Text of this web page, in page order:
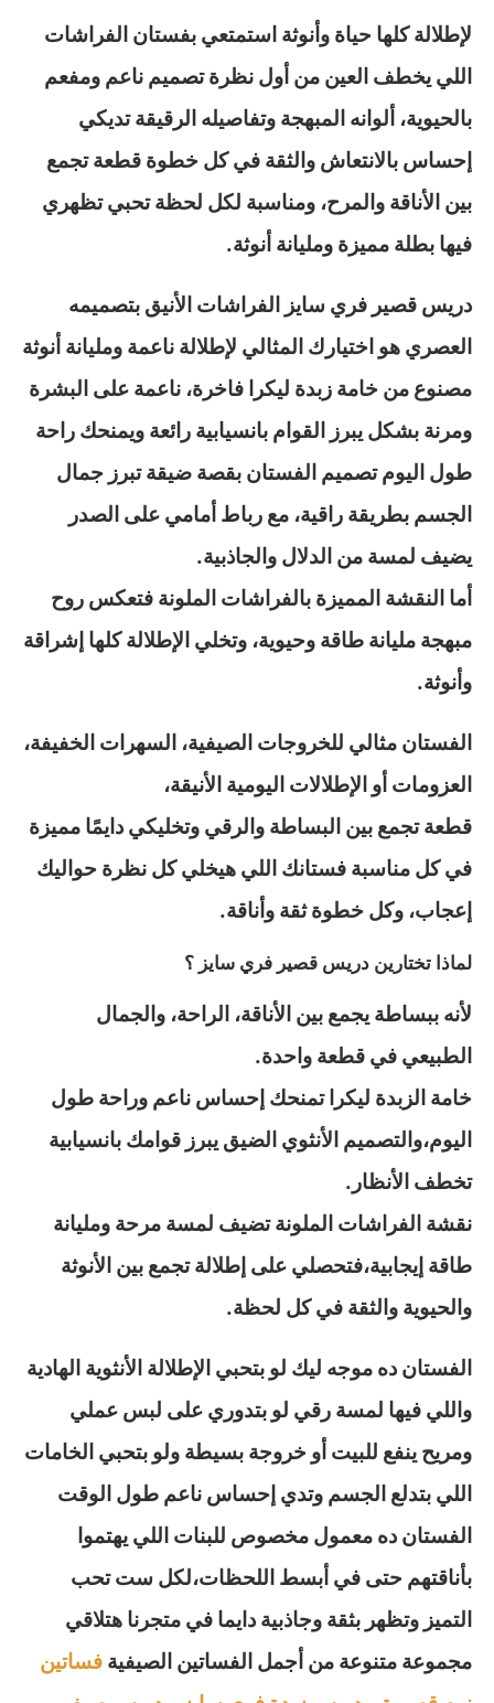
لإطلالة كلها حياة وأنوثة استمتعي بفستان الفراشات
اللي يخطف العين من أول نظرة تصميم ناعم ومفعم
بالحيوية، ألوانه المبهجة وتفاصيله الرقيقة تديكي
إحساس بالانتعاش والثقة في كل خطوة قطعة تجمع
بين الأناقة والمرح، ومناسبة لكل لحظة تحبي تظهري
فيها بطلة مميزة ومليانة أنوثة.
دريس قصير فري سايز الفراشات الأنيق بتصميمه
العصري هو اختيارك المثالي لإطلالة ناعمة ومليانة أنوثة
مصنوع من خامة زبدة ليكرا فاخرة، ناعمة على البشرة
ومرنة بشكل يبرز القوام بانسيابية رائعة ويمنحك راحة
طول اليوم تصميم الفستان بقصة ضيقة تبرز جمال
الجسم بطريقة راقية، مع رباط أمامي على الصدر
يضيف لمسة من الدلال والجاذبية.
أما النقشة المميزة بالفراشات الملونة فتعكس روح
مبهجة مليانة طاقة وحيوية، وتخلي الإطلالة كلها إشراقة
وأنوثة.
الفستان مثالي للخروجات الصيفية، السهرات الخفيفة،
العزومات أو الإطلالات اليومية الأنيقة،
قطعة تجمع بين البساطة والرقي وتخليكي دايمًا مميزة
في كل مناسبة فستانك اللي هيخلي كل نظرة حواليك
إعجاب، وكل خطوة ثقة وأناقة.
لماذا تختارين دريس قصير فري سايز ؟
لأنه ببساطة يجمع بين الأناقة، الراحة، والجمال
الطبيعي في قطعة واحدة.
خامة الزبدة ليكرا تمنحك إحساس ناعم وراحة طول
اليوم،والتصميم الأنثوي الضيق يبرز قوامك بانسيابية
تخطف الأنظار.
نقشة الفراشات الملونة تضيف لمسة مرحة ومليانة
طاقة إيجابية،فتحصلي على إطلالة تجمع بين الأنوثة
والحيوية والثقة في كل لحظة.
الفستان ده موجه ليك لو بتحبي الإطلالة الأنثوية الهادية
واللي فيها لمسة رقي لو بتدوري على لبس عملي
ومريح ينفع للبيت أو خروجة بسيطة ولو بتحبي الخامات
اللي بتدلع الجسم وتدي إحساس ناعم طول الوقت
الفستان ده معمول مخصوص للبنات اللي يهتموا
بأناقتهم حتى في أبسط اللحظات،لكل ست تحب
التميز وتظهر بثقة وجاذبية دايما في متجرنا هتلاقي
مجموعة متنوعة من أجمل الفساتين الصيفية فساتين